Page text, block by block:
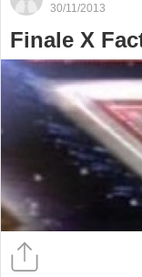
30/11/2013
Finale X